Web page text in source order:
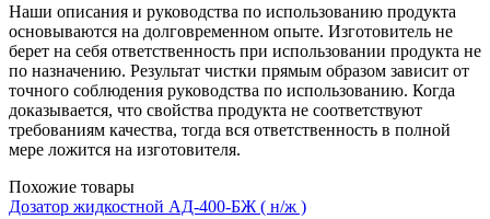
Наши описания и руководства по использованию продукта
основываются на долговременном опыте. Изготовитель не
берет на себя ответственность при использовании продукта не
по назначению. Результат чистки прямым образом зависит от
точного соблюдения руководства по использованию. Когда
доказывается, что свойства продукта не соответствуют
требованиям качества, тогда вся ответственность в полной
мере ложится на изготовителя.
Похожие товары
Дозатор жидкостной АД-400-БЖ ( н/ж )